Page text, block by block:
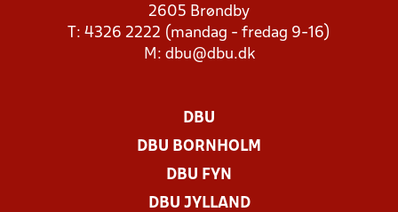
2605 Brøndby
T: 4326 2222 (mandag - fredag 9-16)
M: dbu@dbu.dk
DBU
DBU BORNHOLM
DBU FYN
DBU JYLLAND